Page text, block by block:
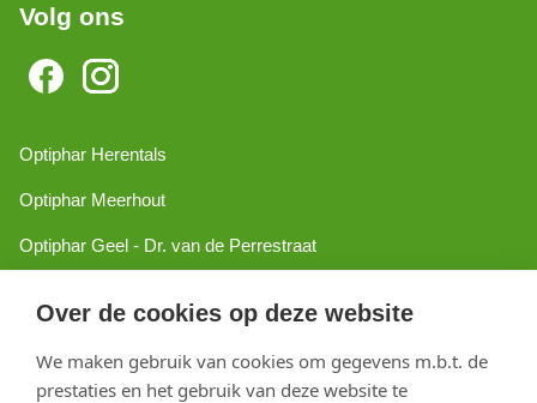
Over de cookies op deze website
We maken gebruik van cookies om gegevens m.b.t. de
prestaties en het gebruik van deze website te
Volg ons
Optiphar Herentals
Optiphar Meerhout
Optiphar Geel - Dr. van de Perrestraat
Optiphar Mol